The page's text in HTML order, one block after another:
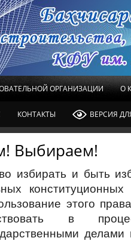
ОРГАНИЗАЦИИ О
КОНТАКТЫ ВЕРСИЯ
Выбираем!
избирать и быть
этого
в
делами